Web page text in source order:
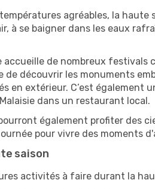
agréables, la
à se baigner dans les eaux
accueille de nombreux
de découvrir les monuments
en extérieur. C’est également
dans un restaurant local.
également profiter des
pour vivre des moments
saison
activités à faire durant la